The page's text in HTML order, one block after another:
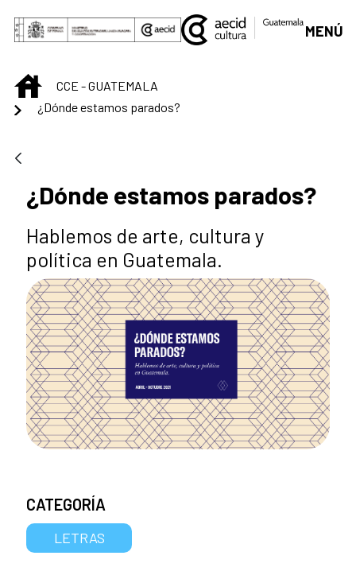
Skip to Main Content
MENÚ
INICIOCCE - GUATEMALA
¿Dónde estamos parados?
¿Dónde estamos parados?
Hablemos de arte, cultura y
política en Guatemala.
CATEGORÍA
LETRAS